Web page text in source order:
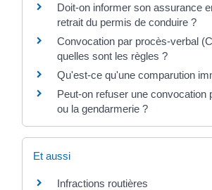
Doit-on informer son assurance
retrait du permis de conduire ?
Convocation par procès-verbal
quelles sont les règles ?
Qu'est-ce qu'une comparution
Peut-on refuser une convocation
ou la gendarmerie ?
Et aussi
Infractions routières